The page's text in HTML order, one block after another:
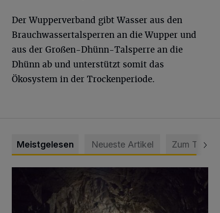
Der Wupperverband gibt Wasser aus den
Brauchwassertalsperren an die Wupper und
aus der Großen-Dhünn-Talsperre an die
Dhünn ab und unterstützt somit das
Ökosystem in der Trockenperiode.
Meistgelesen Neueste Artikel Zum Thema